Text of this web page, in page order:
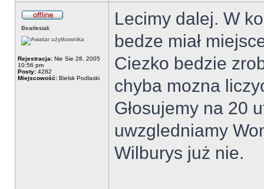
Beatlesiak
Rejestracja: Nie Sie 28, 2005
10:56 pm
Posty: 4282
Miejscowość: Bielsk Podlaski
Lecimy dalej. W
bedze miał
Ciezko bedzie
chyba mozna
Głosujemy na 20
uwzgledniamy
Wilburys już nie.